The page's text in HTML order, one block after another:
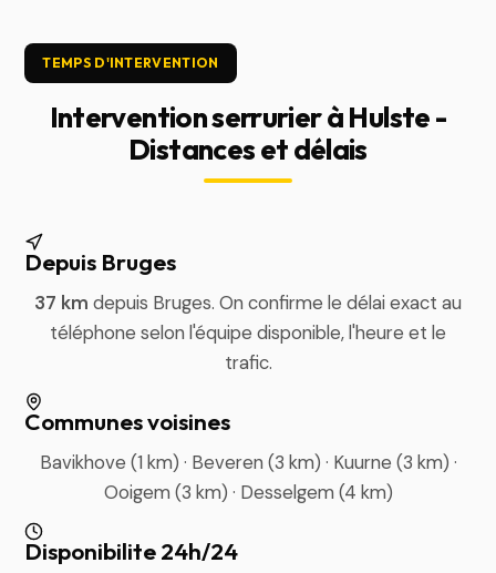
TEMPS D'INTERVENTION
Intervention serrurier à Hulste -
Distances et délais
Depuis Bruges
37 km depuis Bruges. On confirme le délai exact au
téléphone selon l'équipe disponible, l'heure et le
trafic.
Communes voisines
Bavikhove (1 km) · Beveren (3 km) · Kuurne (3 km) ·
Ooigem (3 km) · Desselgem (4 km)
Disponibilite 24h/24